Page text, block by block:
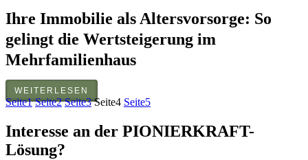
Ihre Immobilie als Altersvorsorge: So
gelingt die Wertsteigerung im
Mehrfamilienhaus
WEITERLESEN
Seite1 Seite2 Seite3 Seite4 Seite5
Interesse an der PIONIERKRAFT-
Lösung?